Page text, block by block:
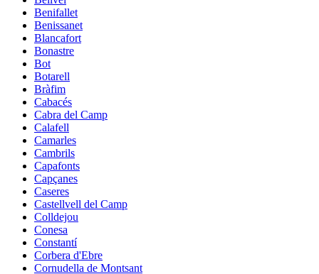
Benifallet
Benissanet
Blancafort
Bonastre
Bot
Botarell
Bràfim
Cabacés
Cabra del Camp
Calafell
Camarles
Cambrils
Capafonts
Capçanes
Caseres
Castellvell del Camp
Colldejou
Conesa
Constantí
Corbera d'Ebre
Cornudella de Montsant